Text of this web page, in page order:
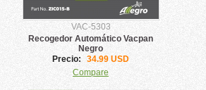
VAC-5303
Recogedor Automático Vacpan
Negro
Precio: 34.99 USD
Compare